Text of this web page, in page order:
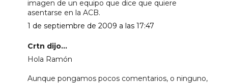
imagen de un equipo que dice que quiere
asentarse en la ACB.
1 de septiembre de 2009 a las 17:47
Crtn dijo...
Hola Ramón
Aunque pongamos pocos comentarios, o ninguno,